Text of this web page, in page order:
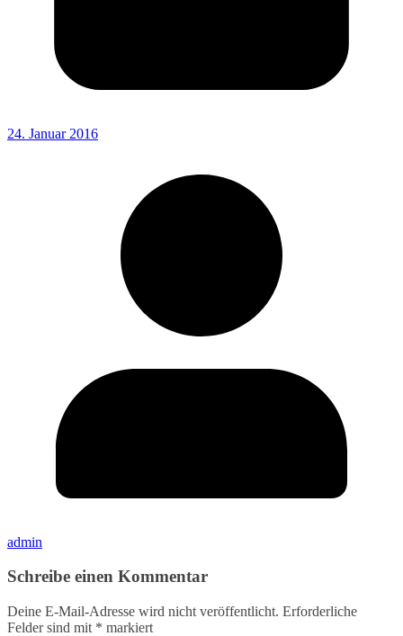
24. Januar 2016
admin
Schreibe einen Kommentar
Deine E-Mail-Adresse wird nicht veröffentlicht. Erforderliche
Felder sind mit * markiert